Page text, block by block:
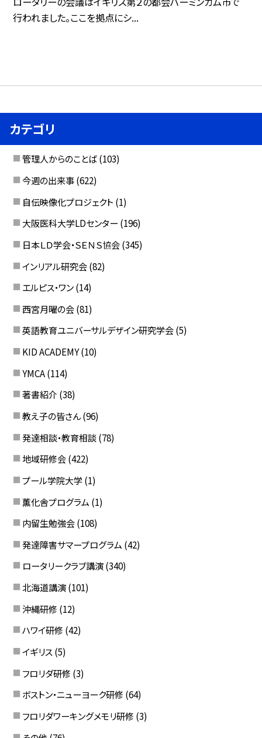
行われました。ここを拠点にシ...
カテゴリ
管理人からのことば (103)
今週の出来事 (622)
自伝映像化プロジェクト (1)
大阪医科大学LDセンター (196)
日本ＬＤ学会・ＳＥＮＳ協会 (345)
インリアル研究会 (82)
エルピス・ワン (14)
西宮月曜の会 (81)
英語教育ユニバーサルデザイン研究学会 (5)
KID ACADEMY (10)
YMCA (114)
著書紹介 (38)
教え子の皆さん (96)
発達相談・教育相談 (78)
地域研修会 (422)
プール学院大学 (1)
薫化舎プログラム (1)
内留生勉強会 (108)
発達障害サマープログラム (42)
ロータリークラブ講演 (340)
北海道講演 (101)
沖縄研修 (12)
ハワイ研修 (42)
イギリス (5)
フロリダ研修 (3)
ボストン・ニューヨーク研修 (64)
フロリダワーキングメモリ研修 (3)